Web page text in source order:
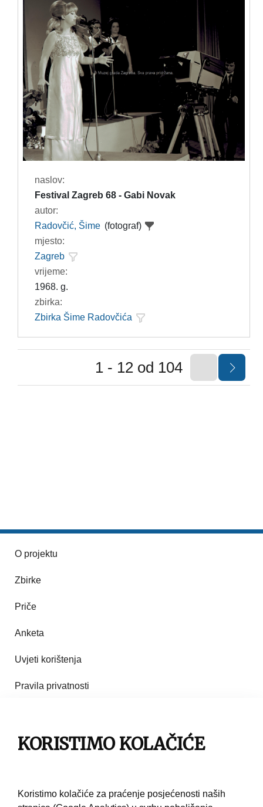
naslov:
Festival Zagreb 68 - Gabi Novak
autor:
Radovčić, Šime (fotograf)
mjesto:
Zagreb
vrijeme:
1968. g.
zbirka:
Zbirka Šime Radovčića
1 - 12 od 104
O projektu
Zbirke
Priče
Anketa
Uvjeti korištenja
Pravila privatnosti
Pravila korištenja
KORISTIMO KOLAČIĆE
Koristimo kolačiće za praćenje posjećenosti naših